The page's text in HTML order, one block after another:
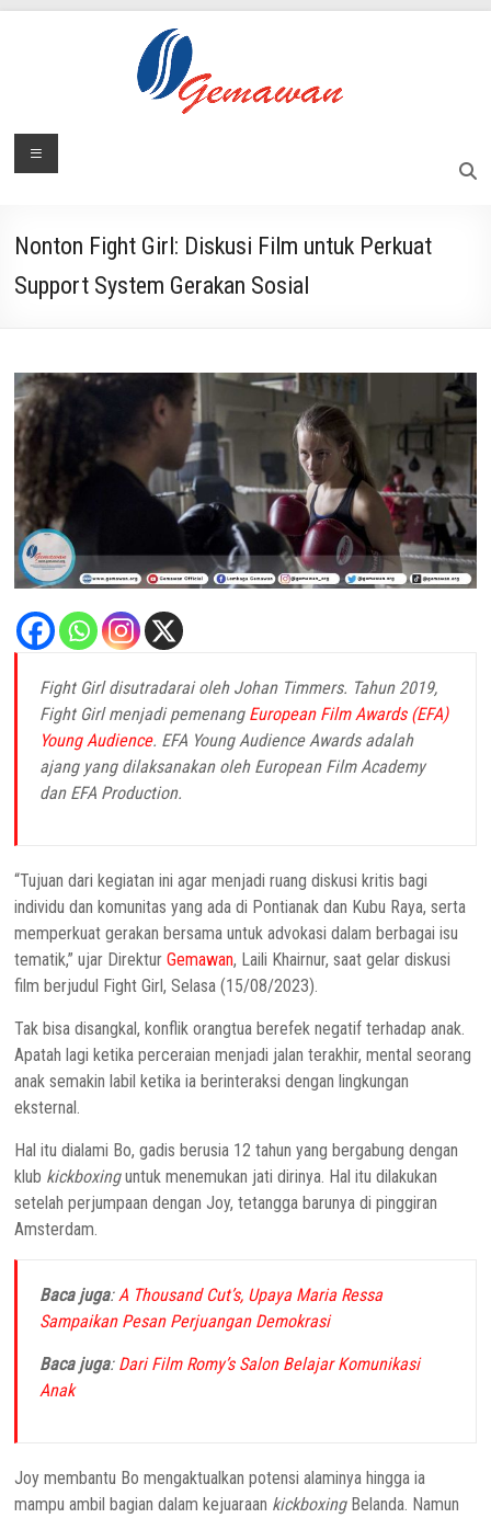
Lembaga
Swadaya
Menu
Nonton Fight Girl: Diskusi Film untuk Perkuat
Support System Gerakan Sosial
Fight Girl disutradarai oleh Johan Timmers. Tahun 2019,
Fight Girl menjadi pemenang European Film Awards (EFA)
Young Audience. EFA Young Audience Awards adalah
ajang yang dilaksanakan oleh European Film Academy
dan EFA Production.
“Tujuan dari kegiatan ini agar menjadi ruang diskusi kritis bagi
individu dan komunitas yang ada di Pontianak dan Kubu Raya, serta
memperkuat gerakan bersama untuk advokasi dalam berbagai isu
tematik,” ujar DirekturGemawan, Laili Khairnur, saat gelar diskusi
film berjudul Fight Girl, Selasa (15/08/2023).
Tak bisa disangkal, konflik orangtua berefek negatif terhadap anak.
Apatah lagi ketika perceraian menjadi jalan terakhir, mental seorang
anak semakin labil ketika ia berinteraksi dengan lingkungan
eksternal.
Hal itu dialami Bo, gadis berusia 12 tahun yang bergabung dengan
klub kickboxinguntuk menemukan jati dirinya. Hal itu dilakukan
setelah perjumpaan dengan Joy, tetangga barunya di pinggiran
Amsterdam.
Baca juga: A Thousand Cut’s, Upaya Maria Ressa
Sampaikan Pesan Perjuangan Demokrasi
Baca juga: Dari Film Romy’s Salon Belajar Komunikasi
Anak
Joy membantu Bo mengaktualkan potensi alaminya hingga ia
mampu ambil bagian dalam kejuaraan kickboxingBelanda. Namun